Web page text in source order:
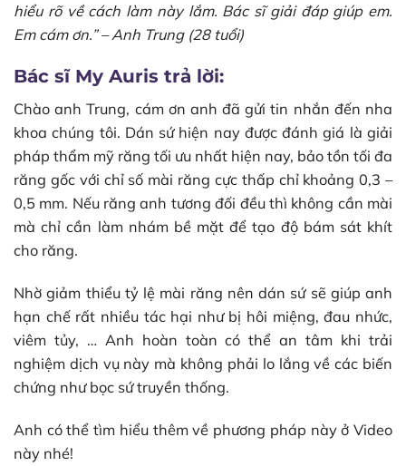
hiểu rõ về cách làm này lắm. Bác sĩ giải đáp giúp em.
Em cám ơn.” – Anh Trung (28 tuổi)
Bác sĩ My Auris trả lời:
Chào anh Trung, cám ơn anh đã gửi tin nhắn đến nha
khoa chúng tôi. Dán sứ hiện nay được đánh giá là giải
pháp thẩm mỹ răng tối ưu nhất hiện nay, bảo tồn tối đa
răng gốc với chỉ số mài răng cực thấp chỉ khoảng 0,3 –
0,5 mm. Nếu răng anh tương đối đều thì không cần mài
mà chỉ cần làm nhám bề mặt để tạo độ bám sát khít
cho răng.
Nhờ giảm thiểu tỷ lệ mài răng nên dán sứ sẽ giúp anh
hạn chế rất nhiều tác hại như bị hôi miệng, đau nhức,
viêm tủy, … Anh hoàn toàn có thể an tâm khi trải
nghiệm dịch vụ này mà không phải lo lắng về các biến
chứng như bọc sứ truyền thống.
Anh có thể tìm hiểu thêm về phương pháp này ở Video
này nhé!